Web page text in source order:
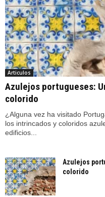
Articulos
Azulejos portugueses:
colorido
¿Alguna vez ha visitado
los intrincados y coloridos
edificios...
Azulejos
colorido